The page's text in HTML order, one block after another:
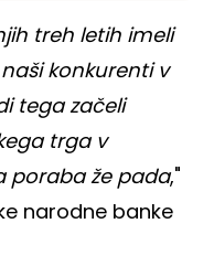
treh letih imeli
konkurenti v
tega začeli
trga v
poraba že pada,"
narodne banke